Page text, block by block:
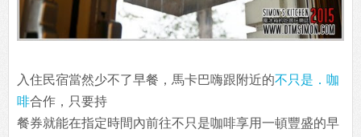
入住民宿當然少不了早餐，馬卡巴嗨跟附近的不只是．咖
啡合作，只要持
餐券就能在指定時間內前往不只是咖啡享用一頓豐盛的早